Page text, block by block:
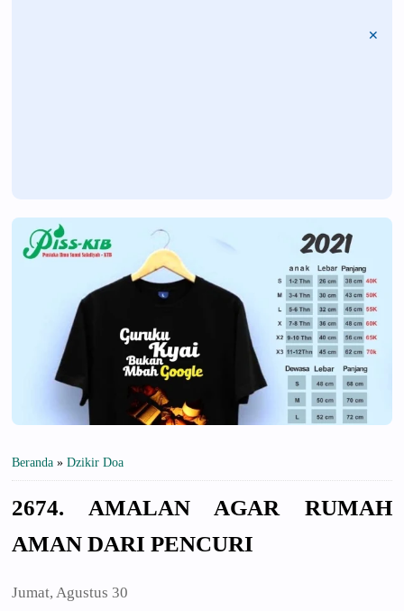
Beranda » Dzikir Doa
2674. AMALAN AGAR RUMAH
AMAN DARI PENCURI
Jumat, Agustus 30